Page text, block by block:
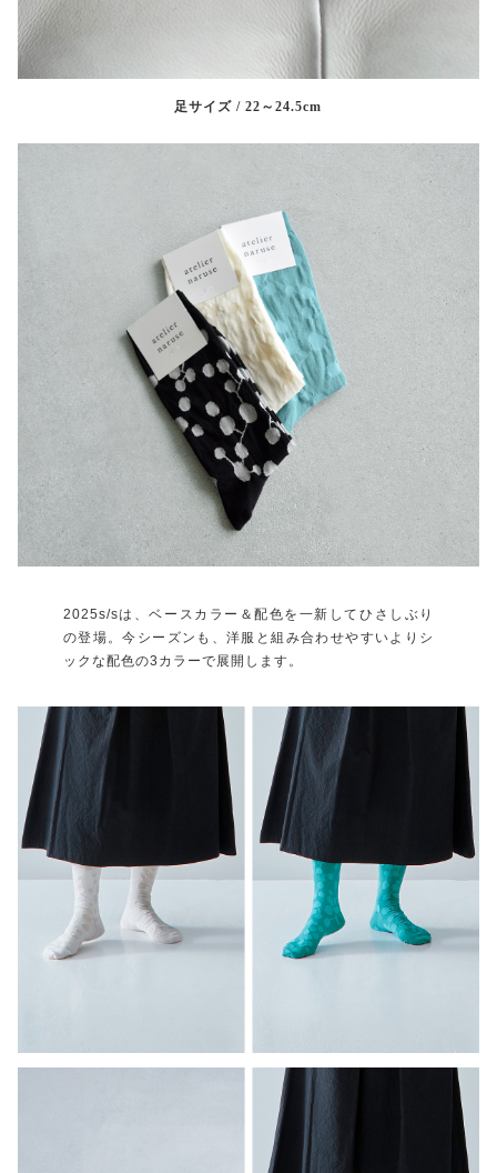
足サイズ / 22～24.5cm
2025s/sは、ベースカラー＆配色を一新してひさしぶり
の登場。今シーズンも、洋服と組み合わせやすいよりシ
ックな配色の3カラーで展開します。